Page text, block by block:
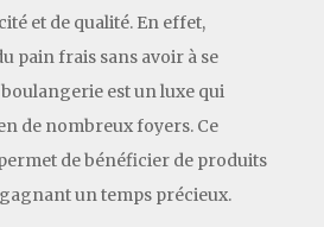
et de qualité. En effet,
pain frais sans avoir à se
boulangerie est un luxe qui
de nombreux foyers. Ce
de bénéficier de produits
un temps précieux.